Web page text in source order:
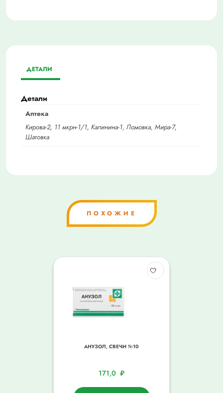
50г
ДЕТАЛИ
Детали
Аптека
Кирова-2, 11 мкрн-1/1, Калинина-1, Ломовка, Мира-7,
Шатовка
ПОХОЖИЕ
АНУЗОЛ, СВЕЧИ №10
171,0 ₽